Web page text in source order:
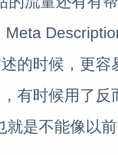
Meta
的时候，更
有时候用了
就是不能像以